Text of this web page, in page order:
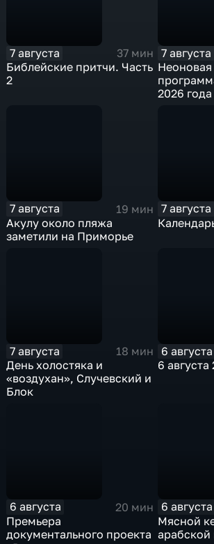
7 августа
37 мин
Библейские притчи. Часть
2
7 августа
2026 года
7 августа
19 мин
Акулу около пляжа
заметили на Приморье
7 августа
7 августа
18 мин
День холостяка и
«воздухан», Случевский и
Блок
6 августа
6 августа
6 августа
20 мин
Премьера
документального проекта
6 августа
Мясной
арабской